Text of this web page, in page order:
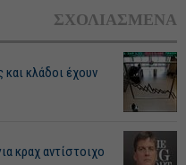
ΣΧΟΛΙΑΣΜΕΝΑ
κλάδοι έχουν
κραχ αντίστοιχο